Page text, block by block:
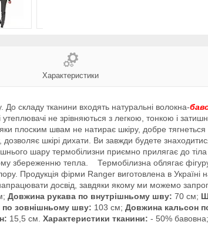
Характеристики
складу тканини входять натуральні волокна-
утеплювачі не зрівняються з легкою, тонкою і
плоским швам не натирає шкіру, добре тягнеться
шкірі дихати. Ви завжди будете
шару термобілизни приємно прилягає до тіла
збереженню тепла.
Термобілизна облягає
. Продукція фірми Ranger виготовлена в Україні
досвід завдяки якому ми можемо
Довжина рукава по внутрішньому шву: 70 см;
зовнішньому шву: 103 см; Довжина кальсон
15,5 см. Характеристики тканини: - 50%